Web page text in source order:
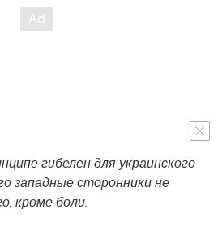
гибелен для украинского
западные сторонники не
кроме боли.